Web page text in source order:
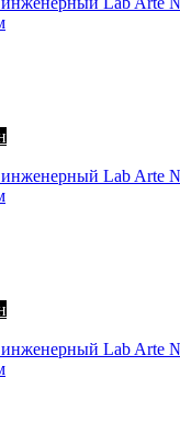
Lab Arte
Lab Arte